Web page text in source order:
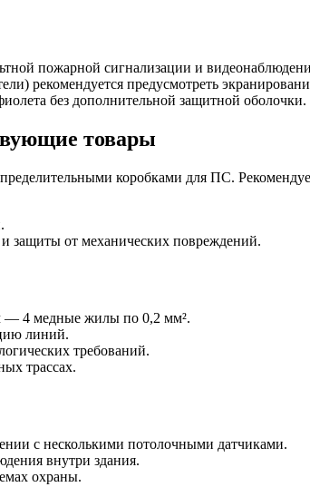
пожарной сигнализации и
рекомендуется предусмотреть
без дополнительной защитной оболочки.
товары
коробками для ПС.
защиты от механических повреждений.
— 4 медные жилы по 0,2 мм².
линий.
требований.
трассах.
с несколькими потолочными датчиками.
внутри здания.
охраны.